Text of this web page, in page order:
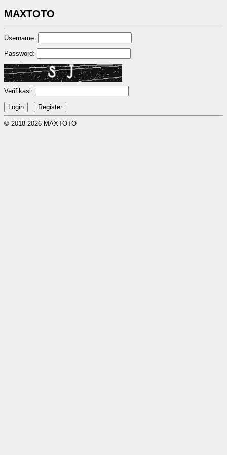
MAXTOTO
Username:
Password:
Verifikasi:
© 2018-2026 MAXTOTO